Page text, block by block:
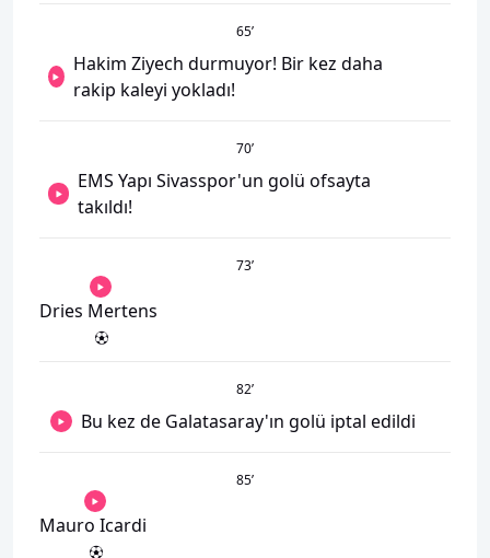
65’
Hakim Ziyech durmuyor! Bir kez daha
rakip kaleyi yokladı!
70’
EMS Yapı Sivasspor'un golü ofsayta
takıldı!
73’
Dries Mertens
82’
Bu kez de Galatasaray'ın golü iptal edildi
85’
Mauro Icardi